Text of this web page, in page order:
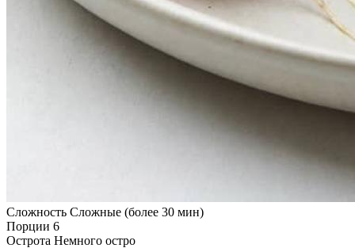
Сложность Сложные (более 30 мин)
Порции 6
Острота Немного остро